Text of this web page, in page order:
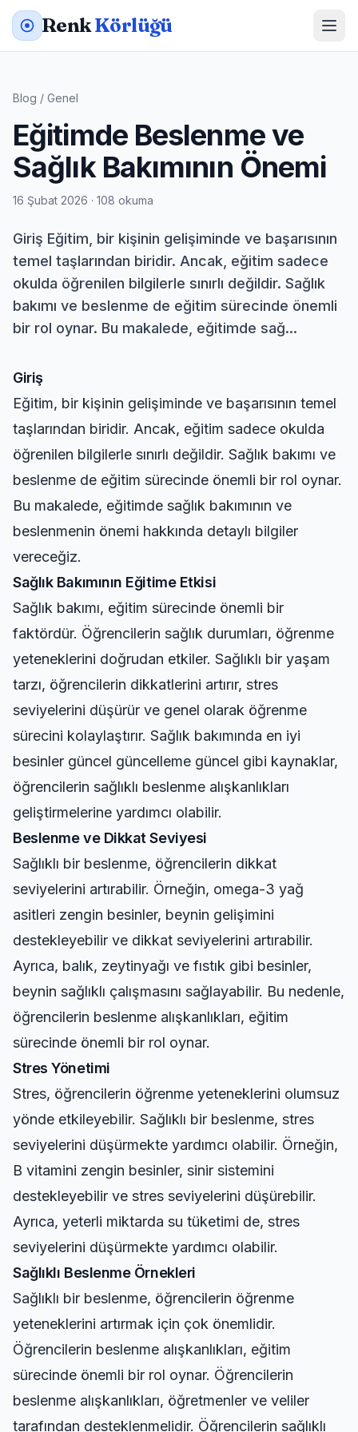
RenkKörlüğü
Blog / Genel
Eğitimde Beslenme ve
Sağlık Bakımının Önemi
16 Şubat 2026 · 108 okuma
Giriş Eğitim, bir kişinin gelişiminde ve başarısının
temel taşlarından biridir. Ancak, eğitim sadece
okulda öğrenilen bilgilerle sınırlı değildir. Sağlık
bakımı ve beslenme de eğitim sürecinde önemli
bir rol oynar. Bu makalede, eğitimde sağ...
Giriş
Eğitim, bir kişinin gelişiminde ve başarısının temel
taşlarından biridir. Ancak, eğitim sadece okulda
öğrenilen bilgilerle sınırlı değildir. Sağlık bakımı ve
beslenme de eğitim sürecinde önemli bir rol oynar.
Bu makalede, eğitimde sağlık bakımının ve
beslenmenin önemi hakkında detaylı bilgiler
vereceğiz.
Sağlık Bakımının Eğitime Etkisi
Sağlık bakımı, eğitim sürecinde önemli bir
faktördür. Öğrencilerin sağlık durumları, öğrenme
yeteneklerini doğrudan etkiler. Sağlıklı bir yaşam
tarzı, öğrencilerin dikkatlerini artırır, stres
seviyelerini düşürür ve genel olarak öğrenme
sürecini kolaylaştırır. Sağlık bakımında en iyi
besinler güncel güncelleme güncel gibi kaynaklar,
öğrencilerin sağlıklı beslenme alışkanlıkları
geliştirmelerine yardımcı olabilir.
Beslenme ve Dikkat Seviyesi
Sağlıklı bir beslenme, öğrencilerin dikkat
seviyelerini artırabilir. Örneğin, omega-3 yağ
asitleri zengin besinler, beynin gelişimini
destekleyebilir ve dikkat seviyelerini artırabilir.
Ayrıca, balık, zeytinyağı ve fıstık gibi besinler,
beynin sağlıklı çalışmasını sağlayabilir. Bu nedenle,
öğrencilerin beslenme alışkanlıkları, eğitim
sürecinde önemli bir rol oynar.
Stres Yönetimi
Stres, öğrencilerin öğrenme yeteneklerini olumsuz
yönde etkileyebilir. Sağlıklı bir beslenme, stres
seviyelerini düşürmekte yardımcı olabilir. Örneğin,
B vitamini zengin besinler, sinir sistemini
destekleyebilir ve stres seviyelerini düşürebilir.
Ayrıca, yeterli miktarda su tüketimi de, stres
seviyelerini düşürmekte yardımcı olabilir.
Sağlıklı Beslenme Örnekleri
Sağlıklı bir beslenme, öğrencilerin öğrenme
yeteneklerini artırmak için çok önemlidir.
Öğrencilerin beslenme alışkanlıkları, eğitim
sürecinde önemli bir rol oynar. Öğrencilerin
beslenme alışkanlıkları, öğretmenler ve veliler
tarafından desteklenmelidir. Öğrencilerin sağlıklı